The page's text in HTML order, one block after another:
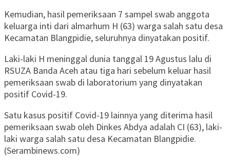
Kemudian, hasil pemeriksaan 7 sampel swab anggota
keluarga inti dari almarhum H (63) warga salah satu desa
Kecamatan Blangpidie, seluruhnya dinyatakan positif.
Laki-laki H meninggal dunia tanggal 19 Agustus lalu di
RSUZA Banda Aceh atau tiga hari sebelum keluar hasil
pemeriksaan swab di laboratorium yang dinyatakan
positif Covid-19.
Satu kasus positif Covid-19 lainnya yang diterima hasil
pemeriksaan swab oleh Dinkes Abdya adalah CI (63), laki-
laki warga salah satu desa Kecamatan Blangpidie.
(Serambinews.com)